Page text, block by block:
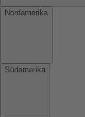
Nordamerika
Südamerika